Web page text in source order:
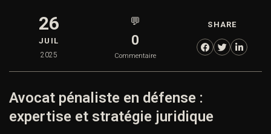
26
JUIL
2025
💬
0
Commentaire
SHARE
Avocat pénaliste en défense :
expertise et stratégie juridique